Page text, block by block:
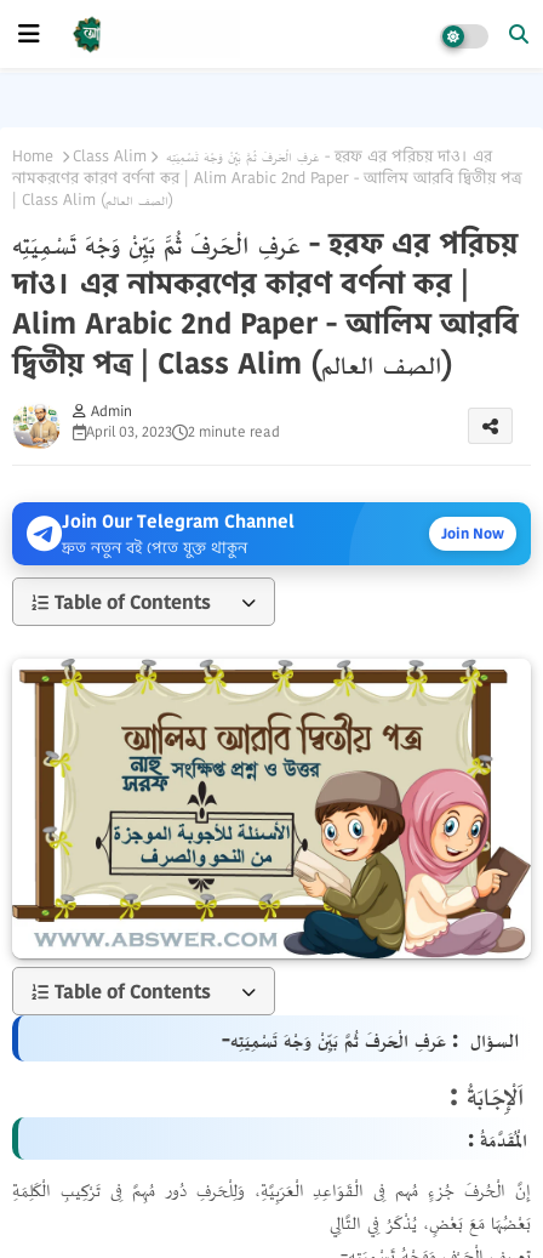
Home Class Alim
নামকরণের কারণ বর্ণনা কর | Alim Arabic 2nd Paper - আলিম আরবি দ্বিতীয় পত্র
| Class Alim (الصف العالم)
عَرفِ الْحَرفَ ثُمَّ بَيِّنْ وَجْهَ تَسْمِيَتِه - হরফ এর পরিচয়
দাও। এর নামকরণের কারণ বর্ণনা কর |
Alim Arabic 2nd Paper - আলিম আরবি
দ্বিতীয় পত্র | Class Alim (الصف العالم)
Admin
April 03, 2023
2 minute read
Join Our Telegram Channel
দ্রুত নতুন বই পেতে যুক্ত থাকুন
Join Now
Table of Contents
Table of Contents
السؤال : عَرفِ الْحَرفَ ثُمَّ بَيِّنْ وَجْهَ تَسْمِيَتِه-
اَلْإِجَابَةُ :
الْمُقَدَّمَةُ :
إِنَّ الْحُرفَ جُزءٍ مُهم فِى الْقَوَاعِدِ الْعَرَبِيَّةِ، وَلِلْحَرفِ دُور مُهِمَّ فِى تَرْكِيبِ الْكَلِمَةِ
بَعْضُهَا مَعَ بَعْضٍ، يُذْكَرُ فِي التَّالِي